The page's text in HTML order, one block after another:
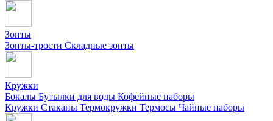
Зонты
Зонты-трости Складные зонты
Кружки
Бокалы Бутылки для воды Кофейные наборы
Кружки Стаканы Термокружки Термосы Чайные наборы